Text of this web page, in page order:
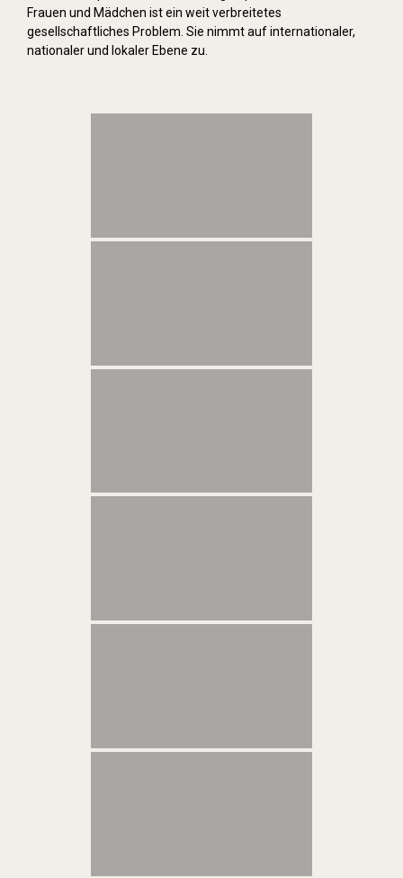
Frauen und Mädchen ist ein weit verbreitetes
gesellschaftliches Problem. Sie nimmt auf internationaler,
nationaler und lokaler Ebene zu.